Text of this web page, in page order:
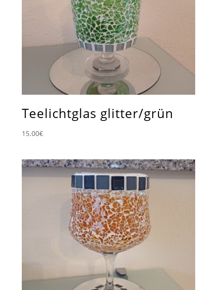
Teelichtglas glitter/grün
15.00€